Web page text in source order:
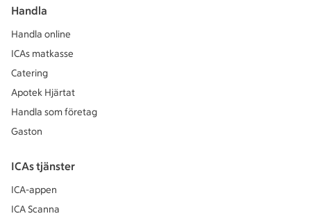
Handla
Handla online
ICAs matkasse
Catering
Apotek Hjärtat
Handla som företag
Gaston
ICAs tjänster
ICA-appen
ICA Scanna